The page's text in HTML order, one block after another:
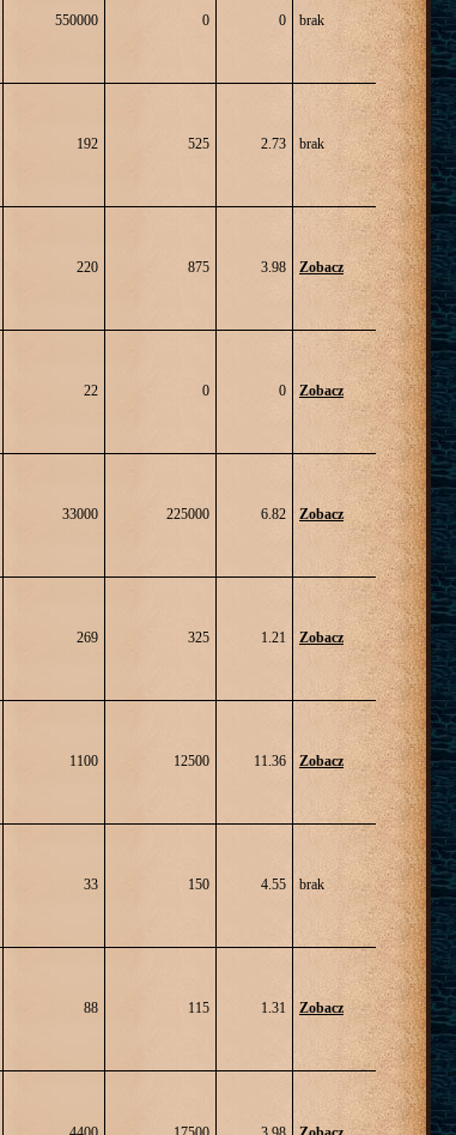
550000 0 0 brak
192 525 2.73 brak
220 875 3.98 Zobacz
22 0 0 Zobacz
33000 225000 6.82 Zobacz
269 325 1.21 Zobacz
1100 12500 11.36 Zobacz
33 150 4.55 brak
88 115 1.31 Zobacz